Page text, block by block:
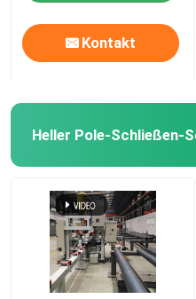
Kontakt